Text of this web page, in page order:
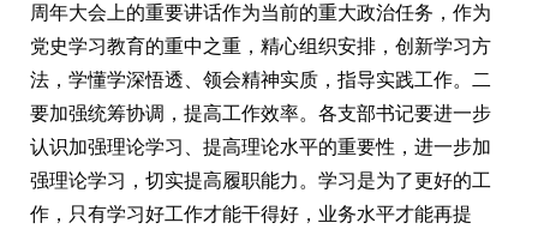
周年大会上的重要讲话作为当前的重大政治任务，作为
党史学习教育的重中之重，精心组织安排，创新学习方
法，学懂学深悟透、领会精神实质，指导实践工作。二
要加强统筹协调，提高工作效率。各支部书记要进一步
认识加强理论学习、提高理论水平的重要性，进一步加
强理论学习，切实提高履职能力。学习是为了更好的工
作，只有学习好工作才能干得好，业务水平才能再提